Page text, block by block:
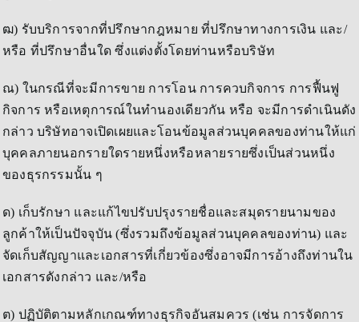
ฒ) รับบริการจากที่ปรึกษากฎหมาย ที่ปรึกษาทางการเงิน และ/
หรือ ที่ปรึกษาอื่นใด ซึ่งแต่งตั้งโดยท่านหรือบริษัท
ณ) ในกรณีที่จะมีการขาย การโอน การควบกิจการ การฟื้นฟู
กิจการ หรือเหตุการณ์ในทำนองเดียวกัน หรือ จะมีการดำเนินดัง
กล่าว บริษัทอาจเปิดเผยและโอนข้อมูลส่วนบุคคลของท่านให้แก่
บุคคลภายนอกรายใดรายหนึ่งหรือหลายรายซึ่งเป็นส่วนหนึ่ง
ของธุรกรรมนั้น ๆ
ด) เก็บรักษา และแก้ไขปรับปรุงรายชื่อและสมุดรายนามของ
ลูกค้าให้เป็นปัจจุบัน (ซึ่งรวมถึงข้อมูลส่วนบุคคลของท่าน) และ
จัดเก็บสัญญาและเอกสารที่เกี่ยวข้องซึ่งอาจมีการอ้างถึงท่านใน
เอกสารดังกล่าว และ/หรือ
ต) ปฏิบัติตามหลักเกณฑ์ทางธุรกิจอันสมควร (เช่น การจัดการ